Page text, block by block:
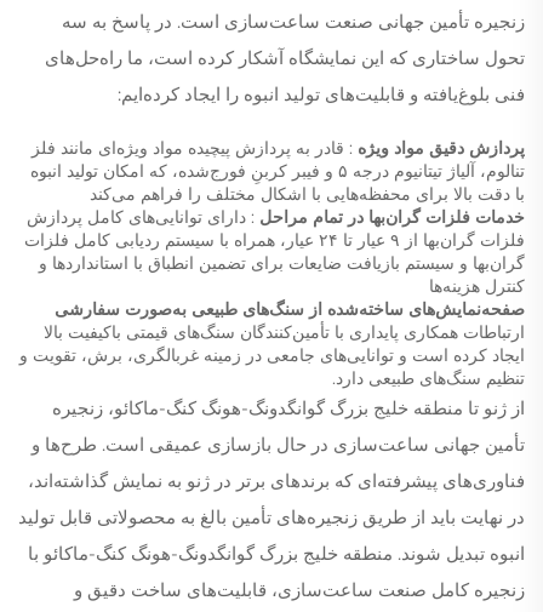
زنجیره تأمین جهانی صنعت ساعت‌سازی است. در پاسخ به سه
تحول ساختاری که این نمایشگاه آشکار کرده است، ما راه‌حل‌های
فنی بلوغ‌یافته و قابلیت‌های تولید انبوه را ایجاد کرده‌ایم:
پردازش دقیق مواد ویژه : قادر به پردازش پیچیده مواد ویژه‌ای مانند فلز
تنالوم، آلیاژ تیتانیوم درجه ۵ و فیبر کربنِ فورج‌شده، که امکان تولید انبوه
با دقت بالا برای محفظه‌هایی با اشکال مختلف را فراهم می‌کند
خدمات فلزات گران‌بها در تمام مراحل : دارای توانایی‌های کامل پردازش
فلزات گران‌بها از ۹ عیار تا ۲۴ عیار، همراه با سیستم ردیابی کامل فلزات
گران‌بها و سیستم بازیافت ضایعات برای تضمین انطباق با استانداردها و
کنترل هزینه‌ها
صفحه‌نمایش‌های ساخته‌شده از سنگ‌های طبیعی به‌صورت سفارشی
ارتباطات همکاری پایداری با تأمین‌کنندگان سنگ‌های قیمتی باکیفیت بالا
ایجاد کرده است و توانایی‌های جامعی در زمینه غربالگری، برش، تقویت و
تنظیم سنگ‌های طبیعی دارد.
از ژنو تا منطقه خلیج بزرگ گوانگدونگ-هونگ کنگ-ماکائو، زنجیره
تأمین جهانی ساعت‌سازی در حال بازسازی عمیقی است. طرح‌ها و
فناوری‌های پیشرفته‌ای که برندهای برتر در ژنو به نمایش گذاشته‌اند،
در نهایت باید از طریق زنجیره‌های تأمین بالغ به محصولاتی قابل تولید
انبوه تبدیل شوند. منطقه خلیج بزرگ گوانگدونگ-هونگ کنگ-ماکائو با
زنجیره کامل صنعت ساعت‌سازی، قابلیت‌های ساخت دقیق و